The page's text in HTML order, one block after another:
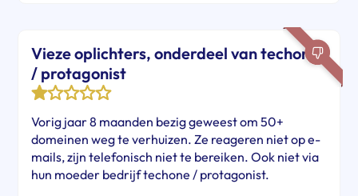
Vieze oplichters, onderdeel van techone
/ protagonist
Vorig jaar 8 maanden bezig geweest om 50+
domeinen weg te verhuizen. Ze reageren niet op e-
mails, zijn telefonisch niet te bereiken. Ook niet via
hun moeder bedrijf techone / protagonist.